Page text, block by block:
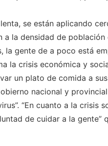
se están aplicando
la densidad de población
la gente de a poco está
la crisis económica y
un plato de comida a sus
nacional y
“En cuanto a la crisis
de cuidar a la gente”